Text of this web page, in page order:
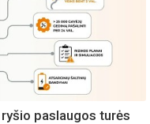
paslaugos turės